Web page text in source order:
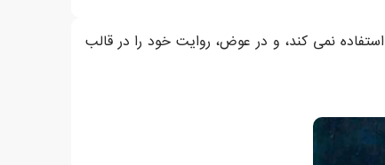
از دست می دهند.نمی کند، و در عوض، روایت خود را در قالب